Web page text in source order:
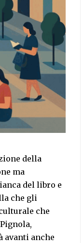
della
ma
del libro e
che gli
che
avanti anche